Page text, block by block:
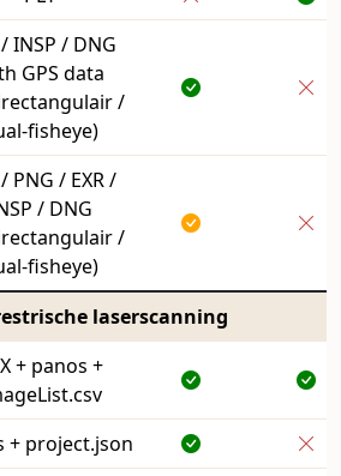
/ INSP / DNG
GPS data
/
fisheye)
/ PNG / EXR /
/ DNG
/
fisheye)
laserscanning
+ panos +
+ project.json